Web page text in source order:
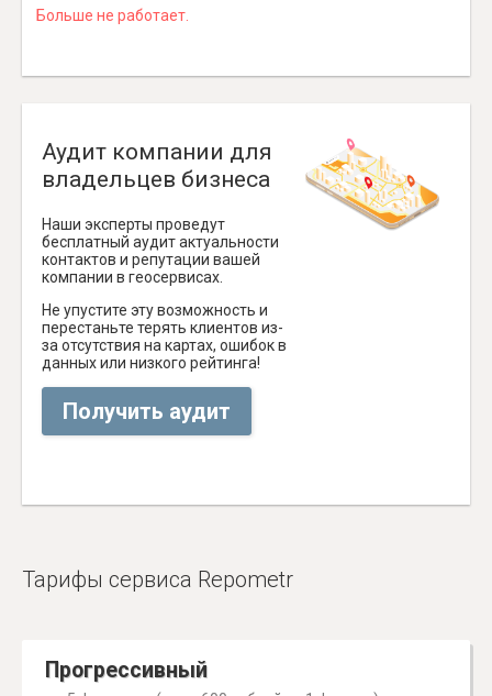
Больше не работает.
Аудит компании для
владельцев бизнеса
Наши эксперты проведут
бесплатный аудит актуальности
контактов и репутации вашей
компании в геосервисах.
Не упустите эту возможность и
перестаньте терять клиентов из-
за отсутствия на картах, ошибок в
данных или низкого рейтинга!
Получить аудит
Тарифы сервиса Repometr
Прогрессивный